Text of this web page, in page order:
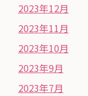
2023年12月
2023年11月
2023年10月
2023年9月
2023年7月